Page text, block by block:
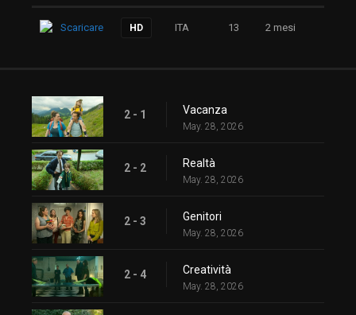
Scaricare HD ITA 13 2 mesi
2 - 1 Vacanza
May. 28, 2026
2 - 2 Realtà
May. 28, 2026
2 - 3 Genitori
May. 28, 2026
2 - 4 Creatività
May. 28, 2026